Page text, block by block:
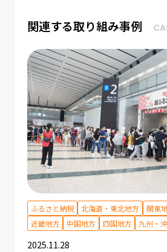
関連する取り組み事例
ふるさと納税 北海道・東北地方 関東
近畿地方
中国地方 四国地方 九州・
2025.11.28